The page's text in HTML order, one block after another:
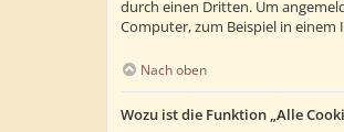
durch einen Dritten. Um
Computer, zum Beispiel in
Nach oben
Wozu ist die Funktion „Alle